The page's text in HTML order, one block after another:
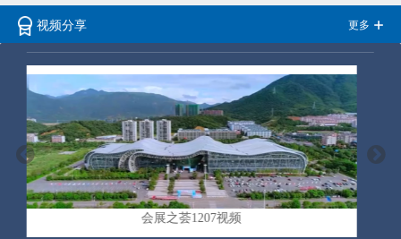
视频分享 更多